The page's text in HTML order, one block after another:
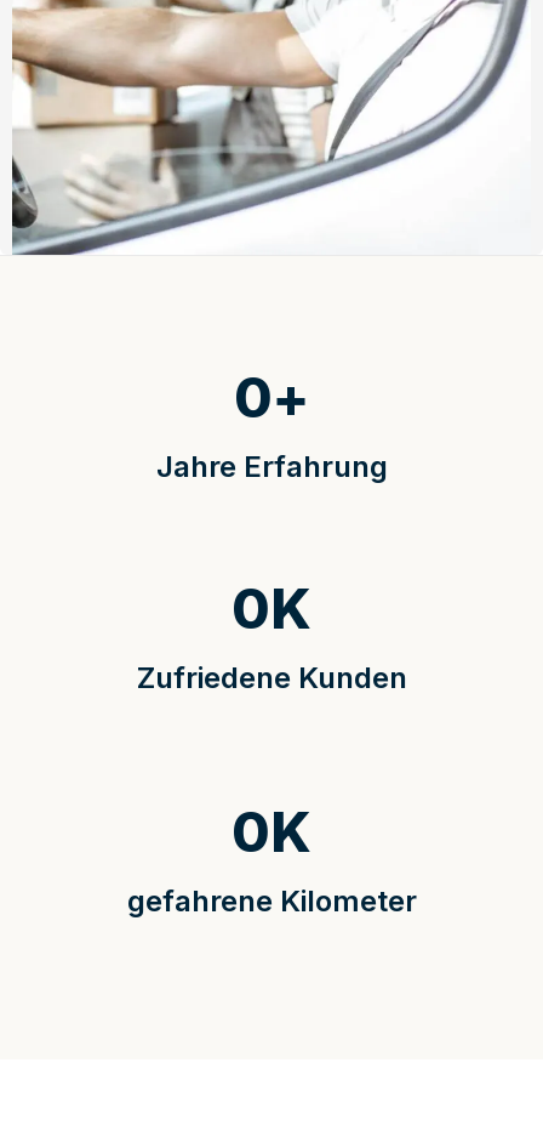
Jahre Erfahrung
0+
Zufriedene Kunden
0K
gefahrene Kilometer
0K